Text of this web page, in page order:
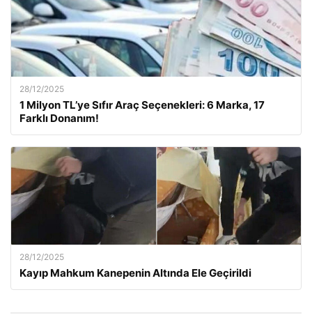
28/12/2025
1 Milyon TL’ye Sıfır Araç Seçenekleri: 6 Marka, 17
Farklı Donanım!
28/12/2025
Kayıp Mahkum Kanepenin Altında Ele Geçirildi